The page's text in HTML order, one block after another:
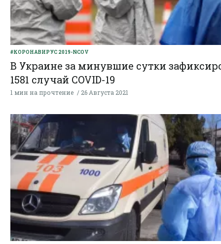
#КОРОНАВИРУС 2019-NCOV
В Украине за минувшие сутки
1581 случай COVID-19
1 мин на прочтение 26 Августа 2021